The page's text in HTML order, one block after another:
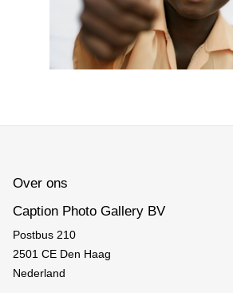
Over ons
Caption Photo Gallery BV
Postbus 210
2501 CE Den Haag
Nederland